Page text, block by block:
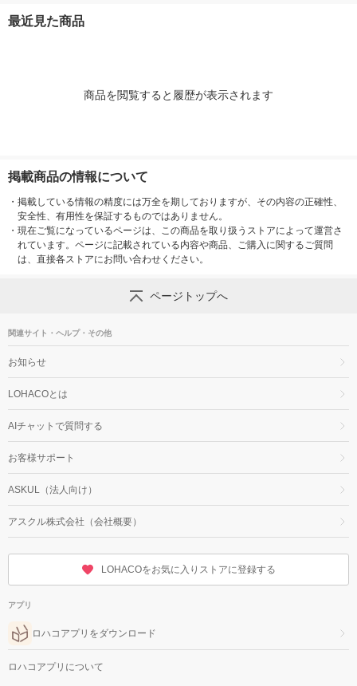
最近見た商品
商品を閲覧すると履歴が表示されます
掲載商品の情報について
・ 掲載している情報の精度には万全を期しておりますが、その内容の正確性、
安全性、有用性を保証するものではありません。
・ 現在ご覧になっているページは、この商品を取り扱うストアによって運営さ
れています。ページに記載されている内容や商品、ご購入に関するご質問
は、直接各ストアにお問い合わせください。
ページトップへ
関連サイト・ヘルプ・その他
お知らせ
LOHACOとは
AIチャットで質問する
お客様サポート
ASKUL（法人向け）
アスクル株式会社（会社概要）
LOHACOをお気に入りストアに登録する
アプリ
ロハコアプリをダウンロード
ロハコアプリについて